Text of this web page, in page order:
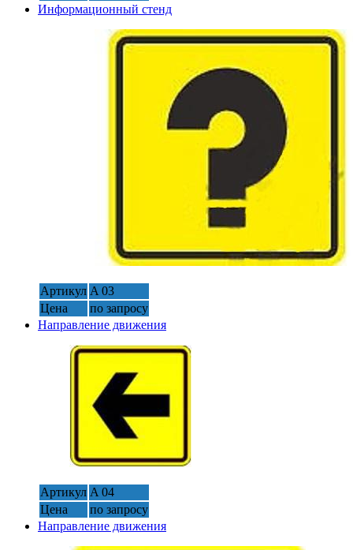
Информационный стенд
Артикул A 03
Цена
по запросу
Направление движения
Артикул A 04
Цена
по запросу
Направление движения